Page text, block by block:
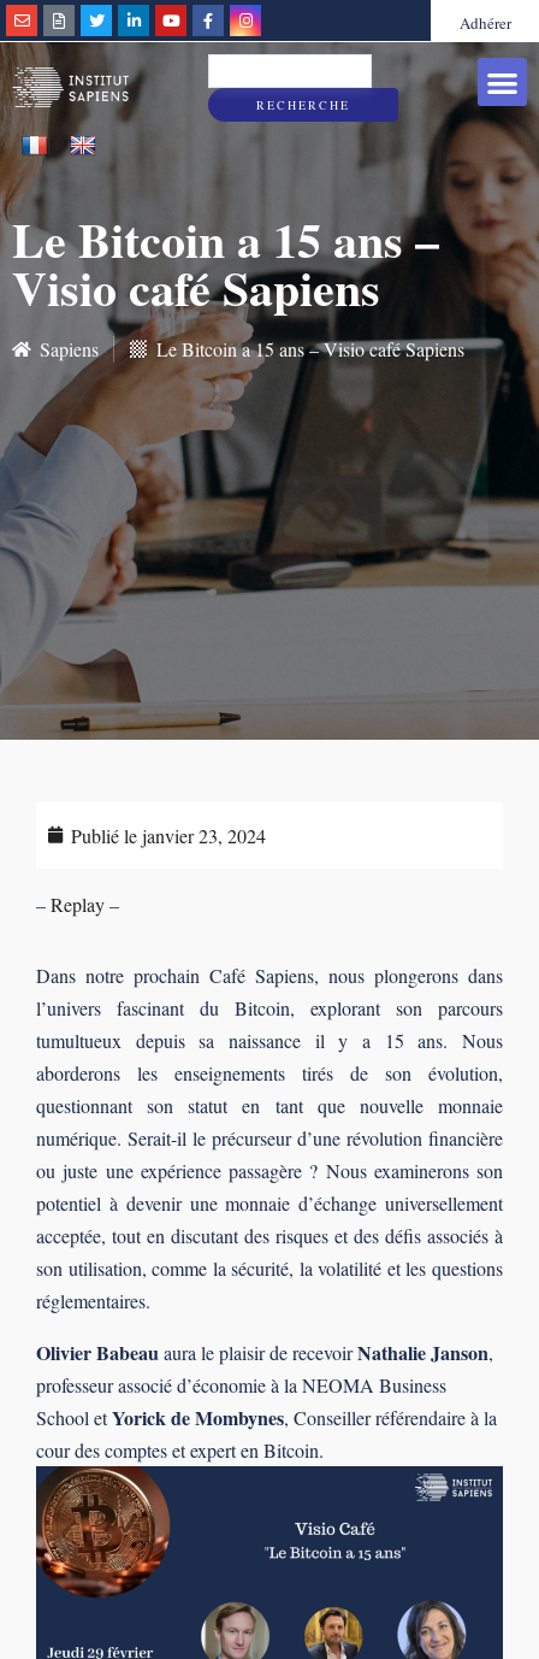
Adhérer
RECHERCHE
Le Bitcoin a 15 ans –
Visio café Sapiens
Sapiens Le Bitcoin a 15 ans – Visio café Sapiens
Publié lejanvier 23, 2024
–Replay–
Dans notre prochain Café Sapiens, nous plongerons dans
l’univers fascinant du Bitcoin, explorant son parcours
tumultueux depuis sa naissance il y a 15 ans. Nous
aborderons les enseignements tirés de son évolution,
questionnant son statut en tant que nouvelle monnaie
numérique. Serait-il le précurseur d’une révolution financière
ou juste une expérience passagère ? Nous examinerons son
potentiel à devenir une monnaie d’échange universellement
acceptée, tout en discutant des risques et des défis associés à
son utilisation, comme la sécurité, la volatilité et les questions
réglementaires.
Olivier Babeauaura le plaisir de recevoirNathalie Janson,
professeur associé d’économie à la NEOMA Business
School etYorick de Mombynes, Conseiller référendaire à la
cour des comptes et expert en Bitcoin.